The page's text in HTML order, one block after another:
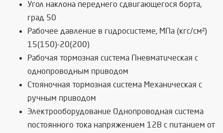
Угол наклона переднего сдвигающегося борта,
град 50
Рабочее давление в гидросистеме, МПа (кгс/см²)
15(150)-20(200)
Рабочая тормозная система Пневматическая с
однопроводным приводом
Стояночная тормозная система Механическая с
ручным приводом
Электрооборудование Однопроводная система
постоянного тока напряжением 12В с питанием от